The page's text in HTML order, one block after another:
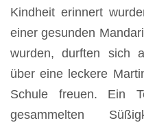
Kindheit erinnert
einer gesunden
wurden, durften sich
über eine leckere
Schule freuen. Ein
gesammelten